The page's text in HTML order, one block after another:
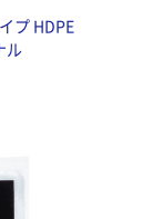
プ HDPE
ル